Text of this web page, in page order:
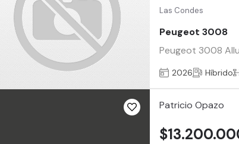
Las Condes
Peugeot 3008
Peugeot 3008
2026 Híbrido
Patricio Opazo